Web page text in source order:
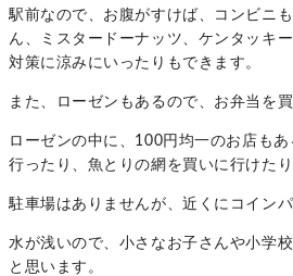
駅前なので、お腹がすけば、コンビニ
ん、ミスタードーナッツ、ケンタッキ
対策に涼みにいったりもできます。
また、ローゼンもあるので、お弁当を買
ローゼンの中に、100円均一のお店も
行ったり、魚とりの網を買いに行けたり
駐車場はありませんが、近くにコイン
水が浅いので、小さなお子さんや小学
と思います。